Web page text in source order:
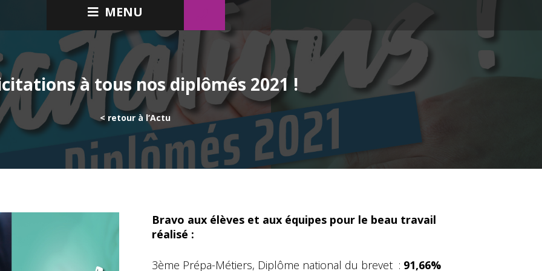
MENU
à tous nos diplômés 2021 !
< retour à l’Actu
Bravo aux élèves et aux équipes pour le beau travail
réalisé :
3ème Prépa-Métiers, Diplôme national du brevet : 91,66%